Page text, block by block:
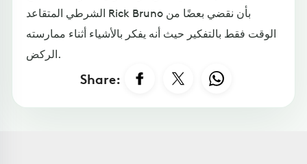
الشرطي المتقاعد Rick Bruno بأن نقضي بعضًا من
الوقت فقط بالتفكير حيث أنه يفكر بالأشياء أثناء ممارسته
الركض.
Share: